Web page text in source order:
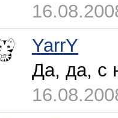
YarrY
Да, да, с